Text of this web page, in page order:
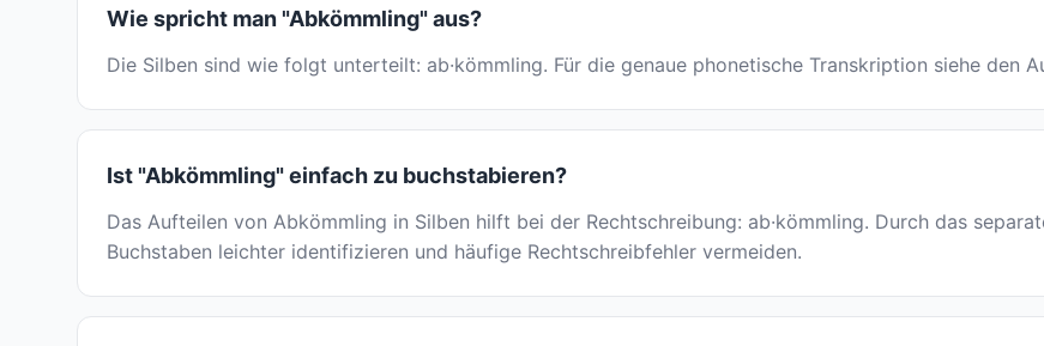
Wie spricht man "Abkömmling" aus?
Die Silben sind wie folgt unterteilt: ab·kömmling. Für die genaue phonetische Transkription siehe den
Ist "Abkömmling" einfach zu buchstabieren?
Das Aufteilen von Abkömmling in Silben hilft bei der Rechtschreibung: ab·kömmling. Durch das
Buchstaben leichter identifizieren und häufige Rechtschreibfehler vermeiden.